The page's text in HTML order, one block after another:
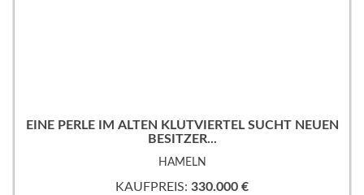
EINE PERLE IM ALTEN KLÜTVIERTEL SUCHT NEUEN
BESITZER...
HAMELN
KAUFPREIS: 330.000 €